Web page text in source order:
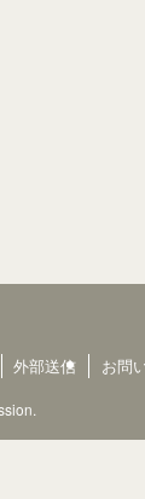
外部送信 お問